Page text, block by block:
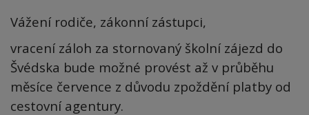
Vážení rodiče, zákonní zástupci,
vracení záloh za stornovaný školní zájezd do
Švédska bude možné provést až v průběhu
měsíce července z důvodu zpoždění platby od
cestovní agentury.